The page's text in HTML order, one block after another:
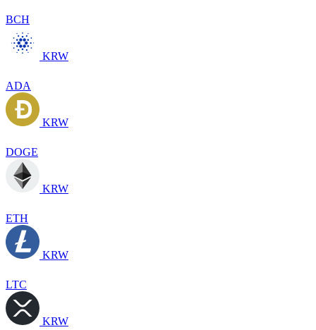
BCH
KRW
ADA
KRW
DOGE
KRW
ETH
KRW
LTC
KRW